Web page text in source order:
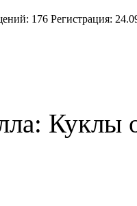
176 Регистрация:
Куклы